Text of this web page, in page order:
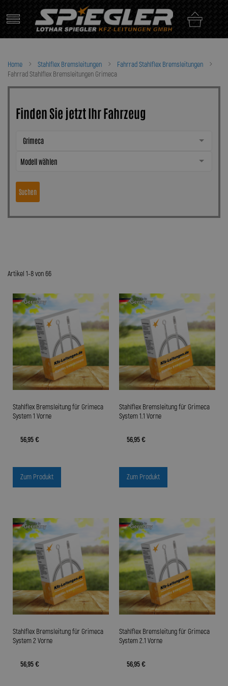
content
Home Stahlflex Bremsleitungen
Fahrrad Stahlflex Bremsleitungen
Fahrrad Stahlflex Bremsleitungen Grimeca
Finden Sie jetzt Ihr Fahrzeug
Grimeca
Modell wählen
Suchen
Artikel 1-8 von 66
Stahlflex Bremsleitung für Grimeca
System 1 Vorne
56,95 €
Zum Produkt
Stahlflex Bremsleitung für Grimeca
System 1.1 Vorne
56,95 €
Zum Produkt
Stahlflex Bremsleitung für Grimeca
System 2 Vorne
56,95 €
Stahlflex Bremsleitung für Grimeca
System 2.1 Vorne
56,95 €